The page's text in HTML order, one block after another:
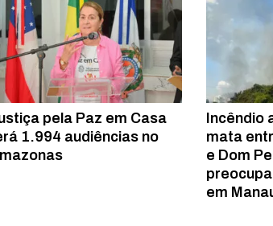
pela Paz em Casa
1.994 audiências no
Incêndio
mata
e Dom
em